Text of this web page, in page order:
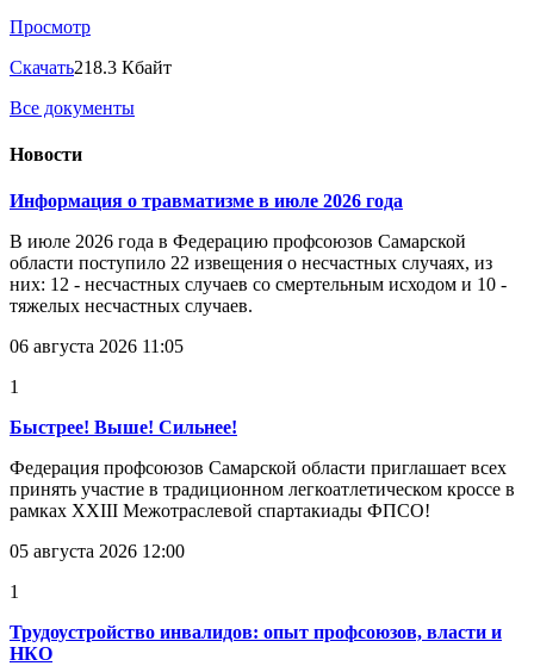
Просмотр
Скачать218.3 Кбайт
Все документы
Новости
Информация о травматизме в июле 2026 года
В июле 2026 года в Федерацию профсоюзов Самарской
области поступило 22 извещения о несчастных случаях, из
них: 12 - несчастных случаев со смертельным исходом и 10 -
тяжелых несчастных случаев.
06 августа 2026 11:05
1
Быстрее! Выше! Сильнее!
Федерация профсоюзов Самарской области приглашает всех
принять участие в традиционном легкоатлетическом кроссе в
рамках XXIII Межотраслевой спартакиады ФПСО!
05 августа 2026 12:00
1
Трудоустройство инвалидов: опыт профсоюзов, власти и
НКО